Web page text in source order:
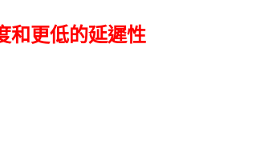
和更低的延遲性